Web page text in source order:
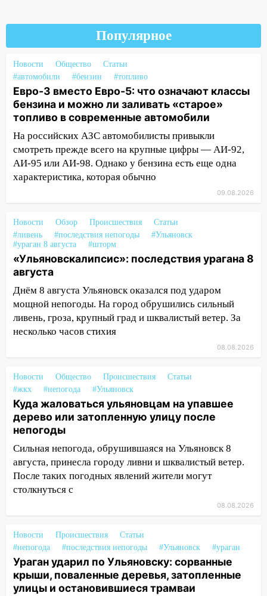
14:26 Жители Ульяновска сами
пытаются расчистить ливнёвки, не
14:16 Шторм продолжает ломать город:
на улице Любови Шевцовой рухнул
светофор
14:14 Студента из Ульяновска обманули
мошенники под видом преподавателя
14:12 Куда жаловаться ульяновцам на
упавшее дерево или затопленную улицу
после непогоды
ветром сорвало опалубку со
строящегося дома
13:54 В мэрии Ульяновска рассказали,
как устраняют последствия мощного
13:49 Стихия продолжает крушить
Ульяновск: дерево рухнуло на дом на
Орджоникидзе
13:46 Сильный ветер сорвал крышу с
СТО на проспекте Созидателей
13:35 Непогода продолжает бить по
транспорту: в Ульяновске трамвай
сошёл с рельсов
13:22 Упавшие деревья перекрыли
дороги в Ульяновске: фото
сохранятся 9 августа
13:15
Трижды «брал в долг» без спроса:
житель Вешкаймского района похитил у
знакомого 191 тысячу рублей
Популярное
Новости Общество
Статьи
#автомобили
#бензин #топливо
Евро-3 вместо Евро-5: что означают классы
бензина и можно ли заливать «старое»
топливо в современные автомобили
На российских АЗС автомобилисты привыкли
смотреть прежде всего на крупные цифры — АИ-92,
АИ-95 или АИ-98. Однако у бензина есть еще одна
характеристика, которая обычно
09.08.2026
Новости Обзор Происшествия
Статьи
#ливень
#последствия непогоды
#Ульяновск
#ураган 8 августа
#шторм
«Ульяновскалипсис»: последствия урагана 8
августа
Днём 8 августа Ульяновск оказался под ударом
мощной непогоды. На город обрушились сильный
ливень, гроза, крупный град и шквалистый ветер. За
несколько часов стихия
08.08.2026
Новости Общество Происшествия
Статьи
#жкх
#непогода #Ульяновск
Куда жаловаться ульяновцам на упавшее
дерево или затопленную улицу после
непогоды
Сильная непогода, обрушившаяся на Ульяновск 8
августа, принесла городу ливни и шквалистый ветер.
После таких погодных явлений жители могут
столкнуться с
08.08.2026
Новости Происшествия
Статьи
#непогода
#последствия непогоды #Ульяновск #ураган
Ураган ударил по Ульяновску: сорванные
крыши, поваленные деревья, затопленные
улицы и остановившиеся трамваи